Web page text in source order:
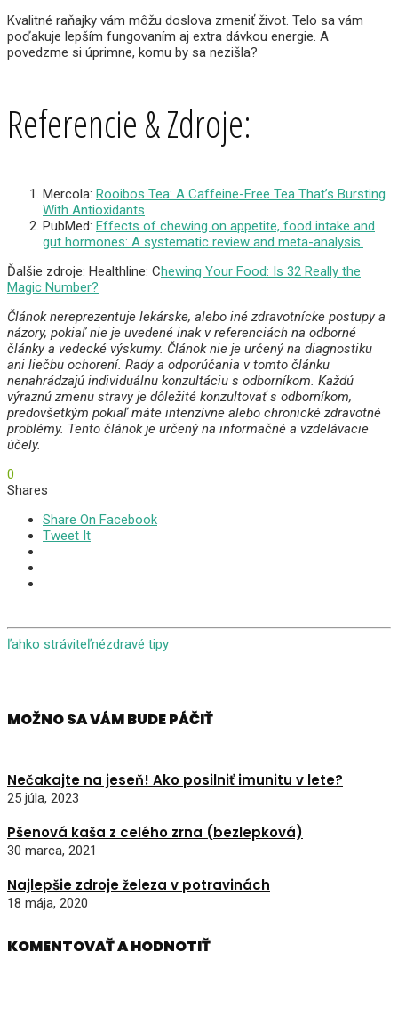
Kvalitné raňajky vám môžu doslova zmeniť život. Telo sa vám
poďakuje lepším fungovaním aj extra dávkou energie. A
povedzme si úprimne, komu by sa nezišla?
Referencie & Zdroje:
Mercola: Rooibos Tea: A Caffeine-Free Tea That’s Bursting
With Antioxidants
PubMed: Effects of chewing on appetite, food intake and
gut hormones: A systematic review and meta-analysis.
Ďalšie zdroje: Healthline: Chewing Your Food: Is 32 Really the
Magic Number?
Článok nereprezentuje lekárske, alebo iné zdravotnícke postupy a
názory, pokiaľ nie je uvedené inak v referenciách na odborné
články a vedecké výskumy. Článok nie je určený na diagnostiku
ani liečbu ochorení. Rady a odporúčania v tomto článku
nenahrádzajú individuálnu konzultáciu s odborníkom. Každú
výraznú zmenu stravy je dôležité konzultovať s odborníkom,
predovšetkým pokiaľ máte intenzívne alebo chronické zdravotné
problémy. Tento článok je určený na informačné a vzdelávacie
účely.
0
Shares
Share On Facebook
Tweet It
ľahko stráviteľnézdravé tipy
MOŽNO SA VÁM BUDE PÁČIŤ
Nečakajte na jeseň! Ako posilniť imunitu v lete?
25 júla, 2023
Pšenová kaša z celého zrna (bezlepková)
30 marca, 2021
Najlepšie zdroje železa v potravinách
18 mája, 2020
KOMENTOVAŤ A HODNOTIŤ